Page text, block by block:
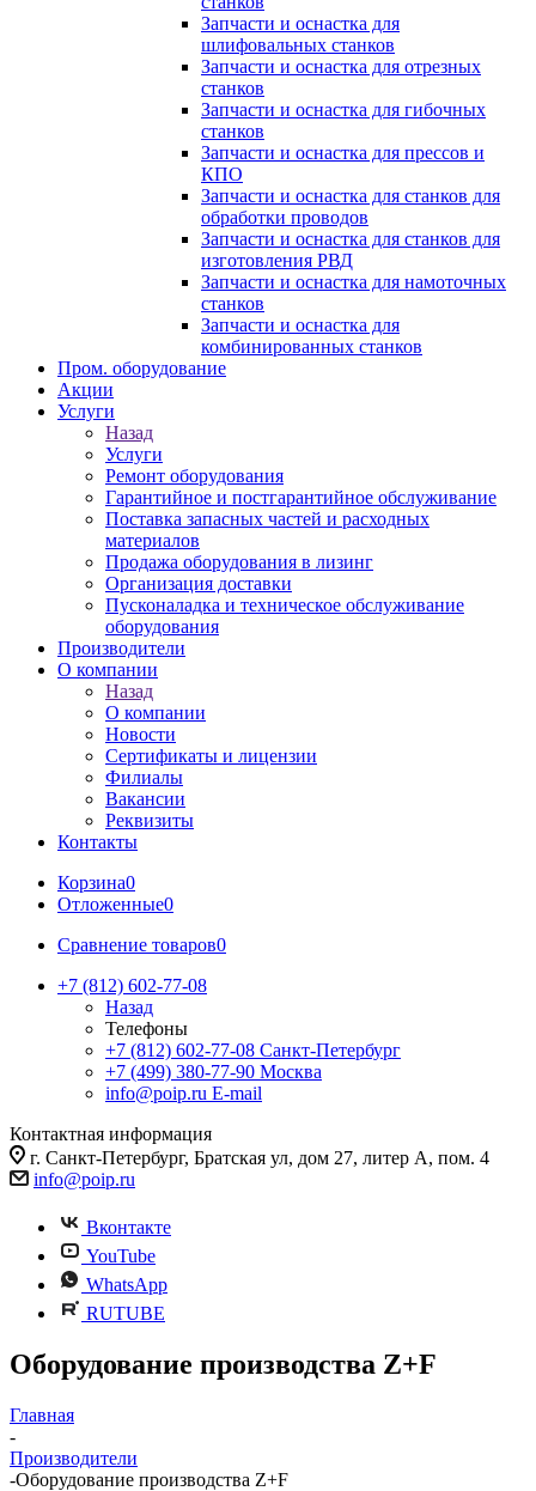
Запчасти и оснастка для
шлифовальных станков
Запчасти и оснастка для отрезных
станков
Запчасти и оснастка для гибочных
станков
Запчасти и оснастка для прессов и
КПО
Запчасти и оснастка для станков для
обработки проводов
Запчасти и оснастка для станков для
изготовления РВД
Запчасти и оснастка для намоточных
станков
Запчасти и оснастка для
комбинированных станков
Пром. оборудование
Акции
Услуги
Назад
Услуги
Ремонт оборудования
Гарантийное и постгарантийное обслуживание
Поставка запасных частей и расходных
материалов
Продажа оборудования в лизинг
Организация доставки
Пусконаладка и техническое обслуживание
оборудования
Производители
О компании
Назад
О компании
Новости
Сертификаты и лицензии
Филиалы
Вакансии
Реквизиты
Контакты
Корзина0
Отложенные0
Сравнение товаров0
+7 (812) 602-77-08
Назад
Телефоны
+7 (812) 602-77-08 Санкт-Петербург
+7 (499) 380-77-90 Москва
info@poip.ru E-mail
Контактная информация
г. Санкт-Петербург, Братская ул, дом 27, литер А, пом. 4
info@poip.ru
Вконтакте
YouTube
WhatsApp
RUTUBE
Оборудование производства Z+F
Главная
-
Производители
-Оборудование производства Z+F